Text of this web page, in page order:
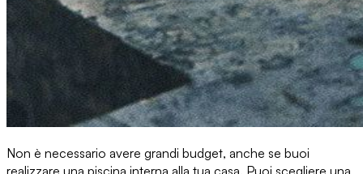
Non è necessario avere grandi budget, anche se buoi